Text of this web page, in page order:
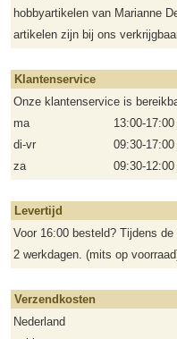
hobbyartikelen van Marianne
artikelen zijn bij ons
Klantenservice
Onze klantenservice is
ma
13:00-17:00
di-vr
09:30-17:00
za
09:30-12:00
Levertijd
Voor 16:00 besteld? Tijdens
2 werkdagen. (mits op
Verzendkosten
Nederland